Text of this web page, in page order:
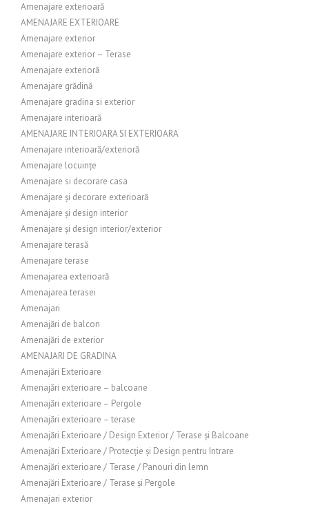
Amenajare exterioară
AMENAJARE EXTERIOARE
Amenajare exterior
Amenajare exterior – Terase
Amenajare exterioră
Amenajare grădină
Amenajare gradina si exterior
Amenajare interioară
AMENAJARE INTERIOARA SI EXTERIOARA
Amenajare interioară/exterioră
Amenajare locuințe
Amenajare si decorare casa
Amenajare și decorare exterioară
Amenajare și design interior
Amenajare și design interior/exterior
Amenajare terasă
Amenajare terase
Amenajarea exterioară
Amenajarea terasei
Amenajari
Amenajări de balcon
Amenajări de exterior
AMENAJARI DE GRADINA
Amenajări Exterioare
Amenajări exterioare – balcoane
Amenajări exterioare – Pergole
Amenajări exterioare – terase
Amenajări Exterioare / Design Exterior / Terase și Balcoane
Amenajări Exterioare / Protecție și Design pentru Intrare
Amenajări exterioare / Terase / Panouri din lemn
Amenajări Exterioare / Terase și Pergole
Amenajari exterior